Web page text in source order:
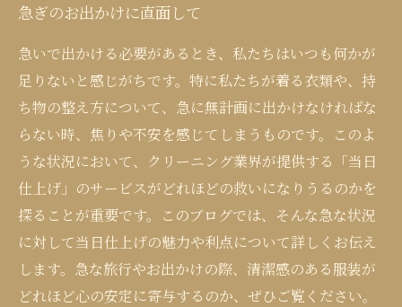
急ぎのお出かけに直面して
急いで出かける必要があるとき、私たちはいつも何かが
足りないと感じがちです。特に私たちが着る衣類や、持
ち物の整え方について、急に無計画に出かけなければな
らない時、焦りや不安を感じてしまうものです。このよ
うな状況において、クリーニング業界が提供する「当日
仕上げ」のサービスがどれほどの救いになりうるのかを
探ることが重要です。このブログでは、そんな急な状況
に対して当日仕上げの魅力や利点について詳しくお伝え
します。急な旅行やお出かけの際、清潔感のある服装が
どれほど心の安定に寄与するのか、ぜひご覧ください。